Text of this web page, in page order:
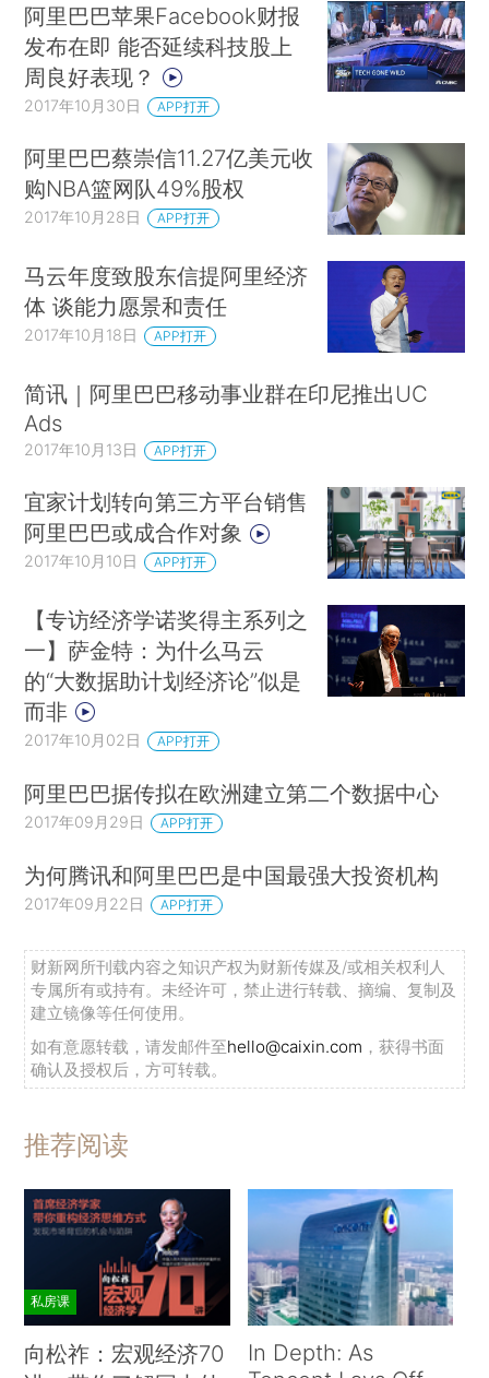
阿里巴巴苹果Facebook财报
发布在即 能否延续科技股上
周良好表现？
2017年10月30日 APP打开
阿里巴巴蔡崇信11.27亿美元收
购NBA篮网队49%股权
2017年10月28日 APP打开
马云年度致股东信提阿里经济
体 谈能力愿景和责任
2017年10月18日 APP打开
简讯｜阿里巴巴移动事业群在印尼推出UC
Ads
2017年10月13日 APP打开
宜家计划转向第三方平台销售
阿里巴巴或成合作对象
2017年10月10日 APP打开
【专访经济学诺奖得主系列之
一】萨金特：为什么马云
的“大数据助计划经济论”似是
而非
2017年10月02日 APP打开
阿里巴巴据传拟在欧洲建立第二个数据中心
2017年09月29日 APP打开
为何腾讯和阿里巴巴是中国最强大投资机构
2017年09月22日 APP打开
财新网所刊载内容之知识产权为财新传媒及/或相关权利人
专属所有或持有。未经许可，禁止进行转载、摘编、复制及
建立镜像等任何使用。
如有意愿转载，请发邮件至hello@caixin.com ，获得书面
确认及授权后，方可转载。
推荐阅读
私房课
向松祚：宏观经济70
In Depth: As